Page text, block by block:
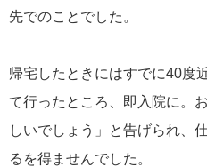
先でのことでした。
帰宅したときにはすでに40度
て行ったところ、即入院に。
しいでしょう」と告げられ、
るを得ませんでした。